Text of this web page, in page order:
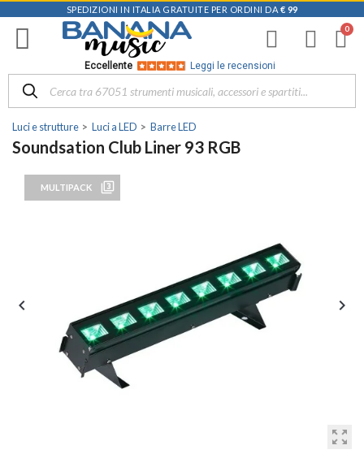
SPEDIZIONI IN ITALIA GRATUITE PER ORDINI DA € 99
Eccellente Leggi le recensioni
Luci e strutture Luci a LED Barre LED
Soundsation Club Liner 93 RGB
MULTIPACK filter_3
zoom_out_map
 